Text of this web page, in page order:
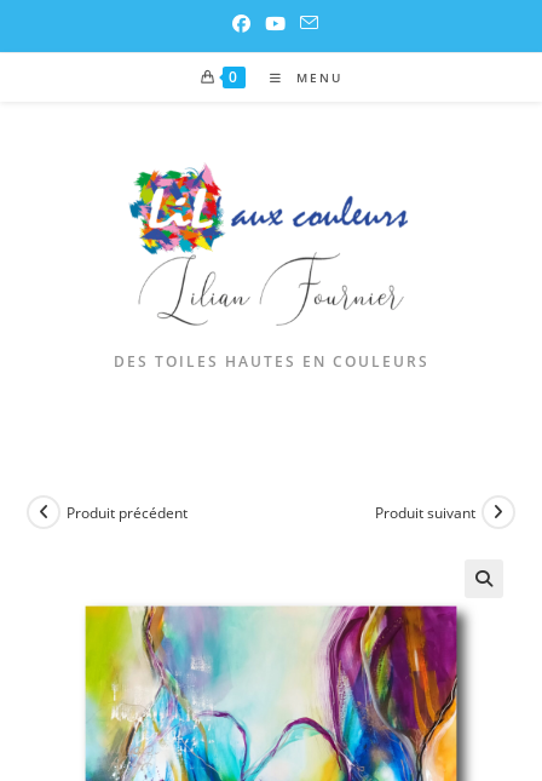
0 MENU
DES TOILES HAUTES EN COULEURS
Produit précédent Produit suivant